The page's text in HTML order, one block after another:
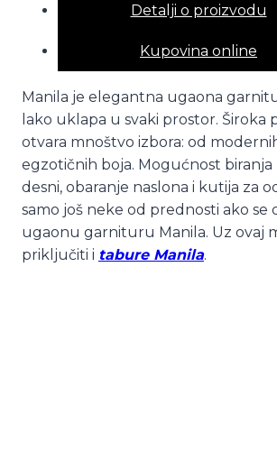
Detalji o proizvodu
Kupovina online
Manila je elegantna ugaona
lako uklapa u svaki prostor. Široka
otvara mnoštvo izbora: od
egzotičnih boja. Mogućnost biranja
desni, obaranje naslona i kutija za
samo još neke od prednosti ako se
ugaonu garnituru Manila. Uz ovaj
priključiti i tabure Manila.